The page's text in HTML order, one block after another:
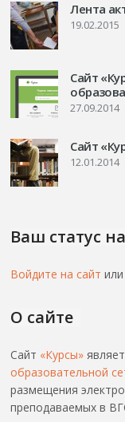
Лента
19.02.2015
Сайт
27.09.2014
Сайт
12.01.2014
Ваш статус
Войдите на сайт
О сайте
Сайт «Курсы»
образовательной
размещения
преподаваемых в